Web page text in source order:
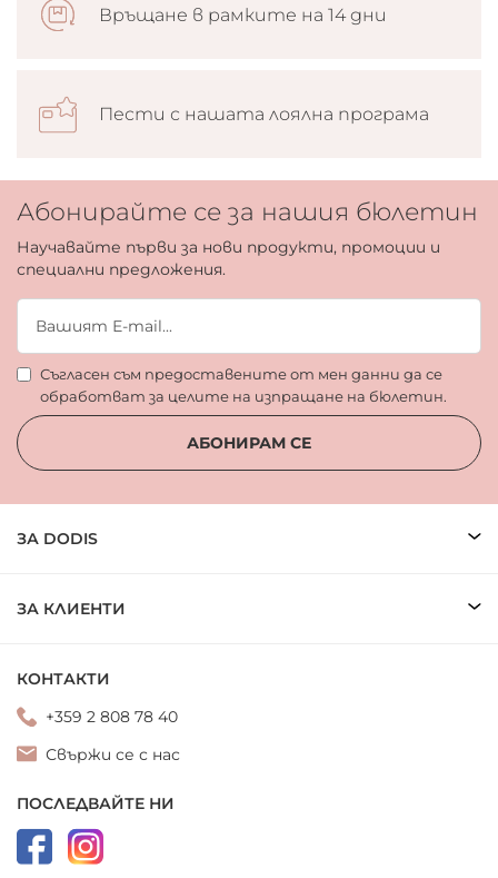
Връщане в рамките на 14 дни
Пести с нашата лоялна програма
Абонирайте се за нашия бюлетин
Научавайте първи за нови продукти, промоции и
специални предложения.
Съгласен съм предоставените от мен данни да се
обработват за целите на изпращане на бюлетин.
АБОНИРАМ СЕ
ЗА DODIS
ЗА КЛИЕНТИ
КОНТАКТИ
+359 2 808 78 40
Свържи се с нас
ПОСЛЕДВАЙТЕ НИ